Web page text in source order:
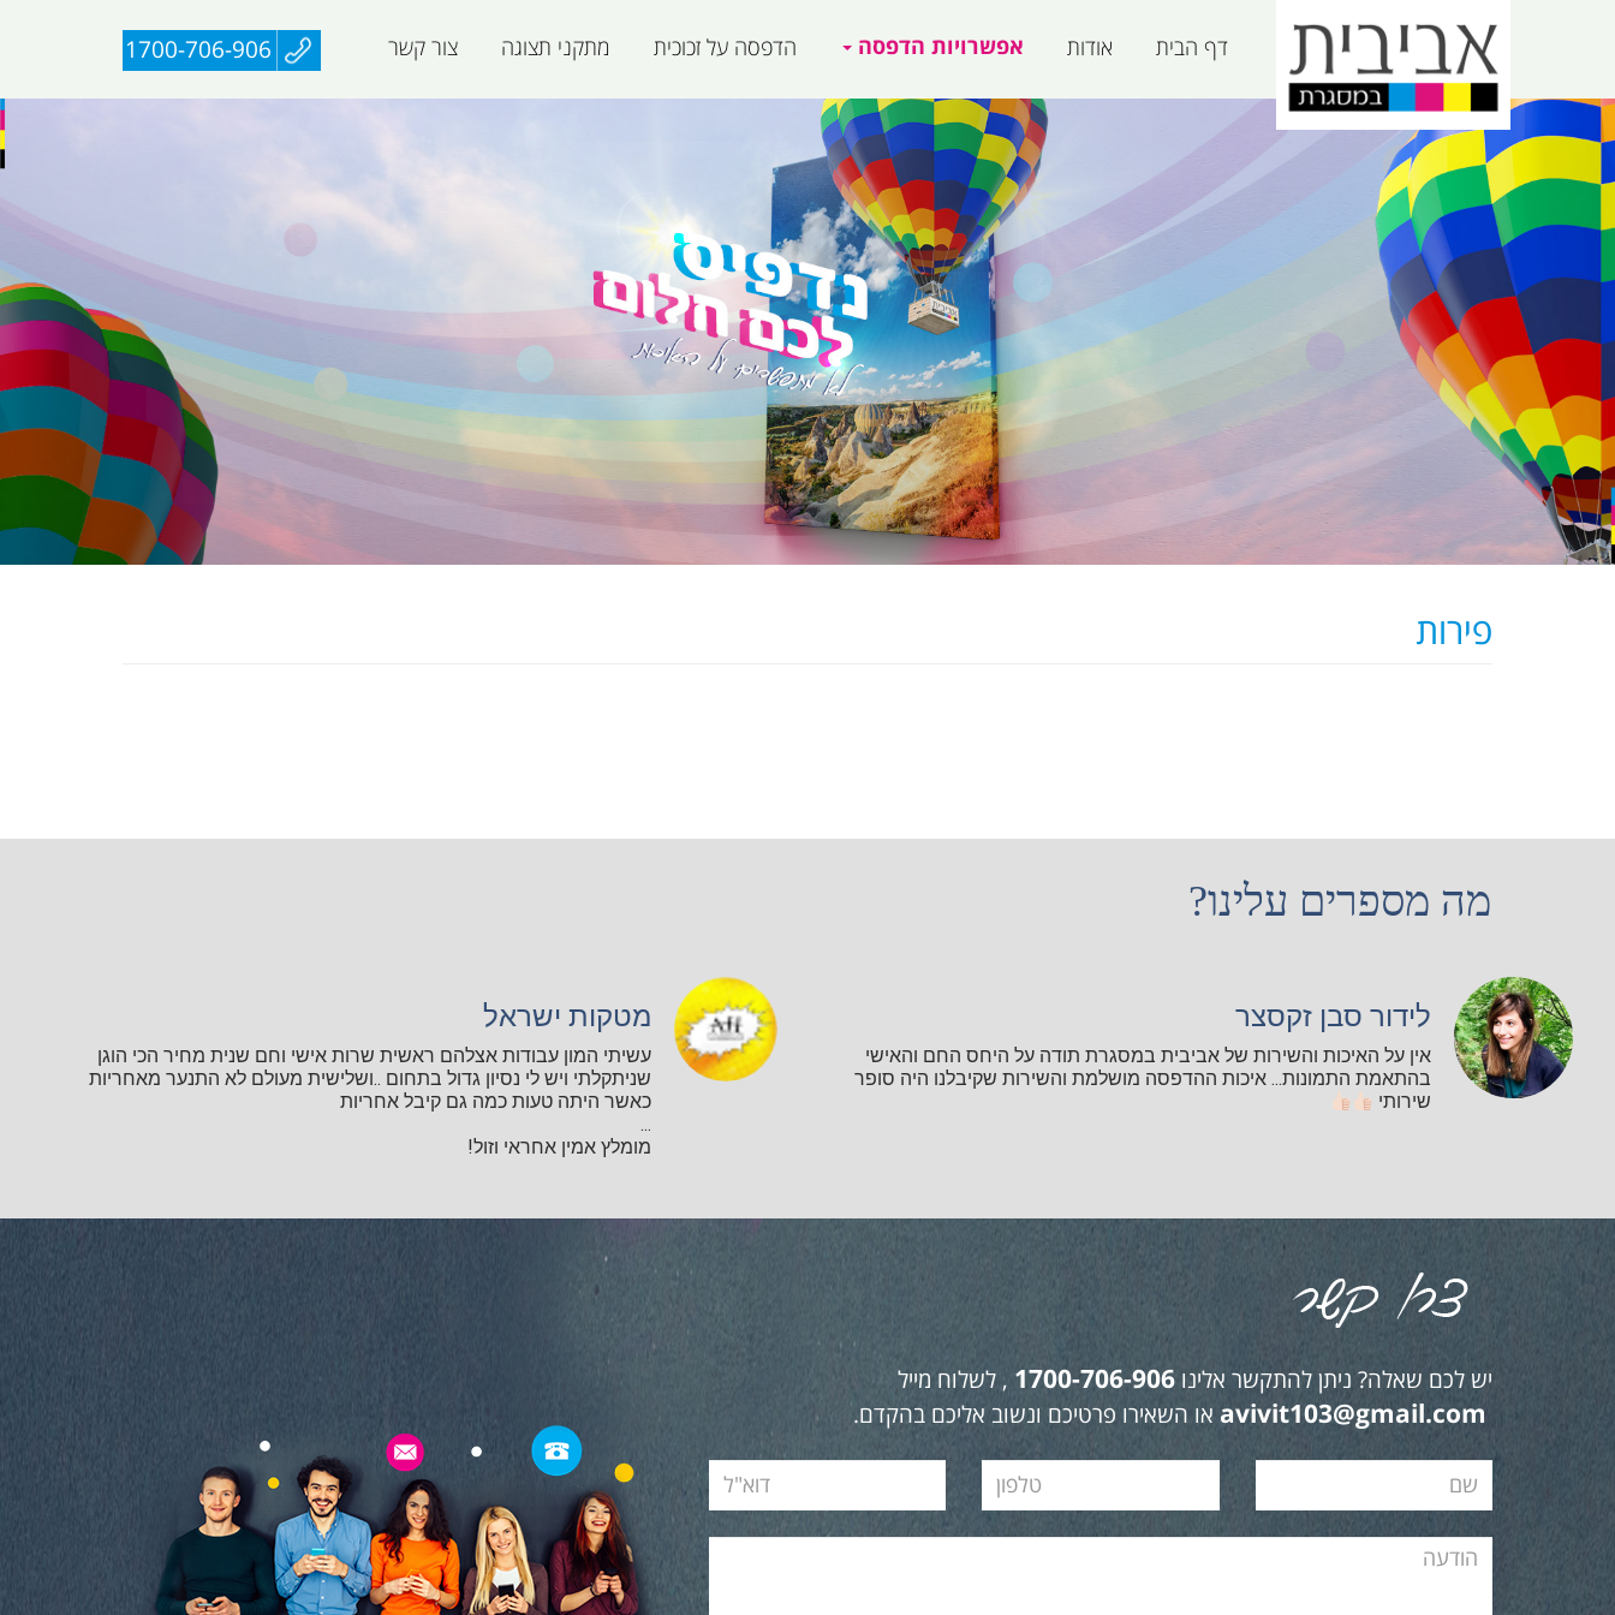
1700-706-906 דף הבית אודות אפשרויות הדפסה הדפסה על זכוכית מתקני תצוגה צור קשר
פירות
מה מספרים עלינו?
לידור סבן זקסצר
אין על האיכות והשירות של אביבית במסגרת תודה על היחס החם והאישי
בהתאמת התמונות... איכות ההדפסה מושלמת והשירות שקיבלנו היה סופר
שירותי
מטקות ישראל
עשיתי המון עבודות אצלהם ראשית שרות אישי וחם שנית מחיר הכי הוגן
שניתקלתי ויש לי נסיון גדול בתחום ..ושלישית מעולם לא התנער מאחריות
כאשר היתה טעות כמה גם קיבל אחריות
...
מומלץ אמין אחראי וזול!
יש לכם שאלה? ניתן להתקשר אלינו 1700-706-906 , לשלוח מייל
avivit103@gmail.com או השאירו פרטיכם ונשוב אליכם בהקדם.